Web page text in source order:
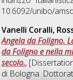
10.6092/unibo/
Vanelli Coralli,
Angela da Foligno.
da Foligno e nella
secolo.,
di Bologna.